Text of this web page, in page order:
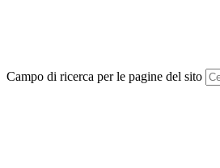
Campo di ricerca per le pagine del sito